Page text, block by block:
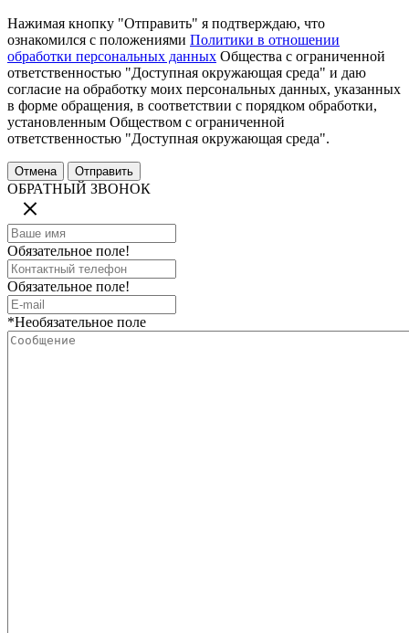
Нажимая кнопку "Отправить" я подтверждаю, что
ознакомился с положениями Политики в отношении
обработки персональных данных Общества с ограниченной
ответственностью "Доступная окружающая среда" и даю
согласие на обработку моих персональных данных, указанных
в форме обращения, в соответствии с порядком обработки,
установленным Обществом с ограниченной
ответственностью "Доступная окружающая среда".
ОБРАТНЫЙ ЗВОНОК
Обязательное поле!
Обязательное поле!
*Необязательное поле